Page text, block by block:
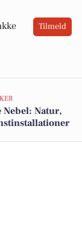
Tilmeld
Nebel: Natur,